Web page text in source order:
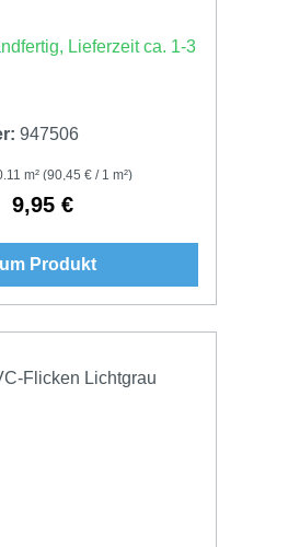
Lieferzeit ca. 1-3
947506
m² (90,45 € / 1 m²)
Regulärer Preis:
9,95 €
Produkt